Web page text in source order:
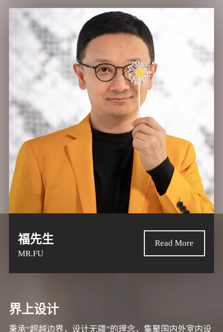
福先生
MR.FU
Read More
界上设计
秉承“超越边界，设计无疆”的理念，集聚国内外室内设